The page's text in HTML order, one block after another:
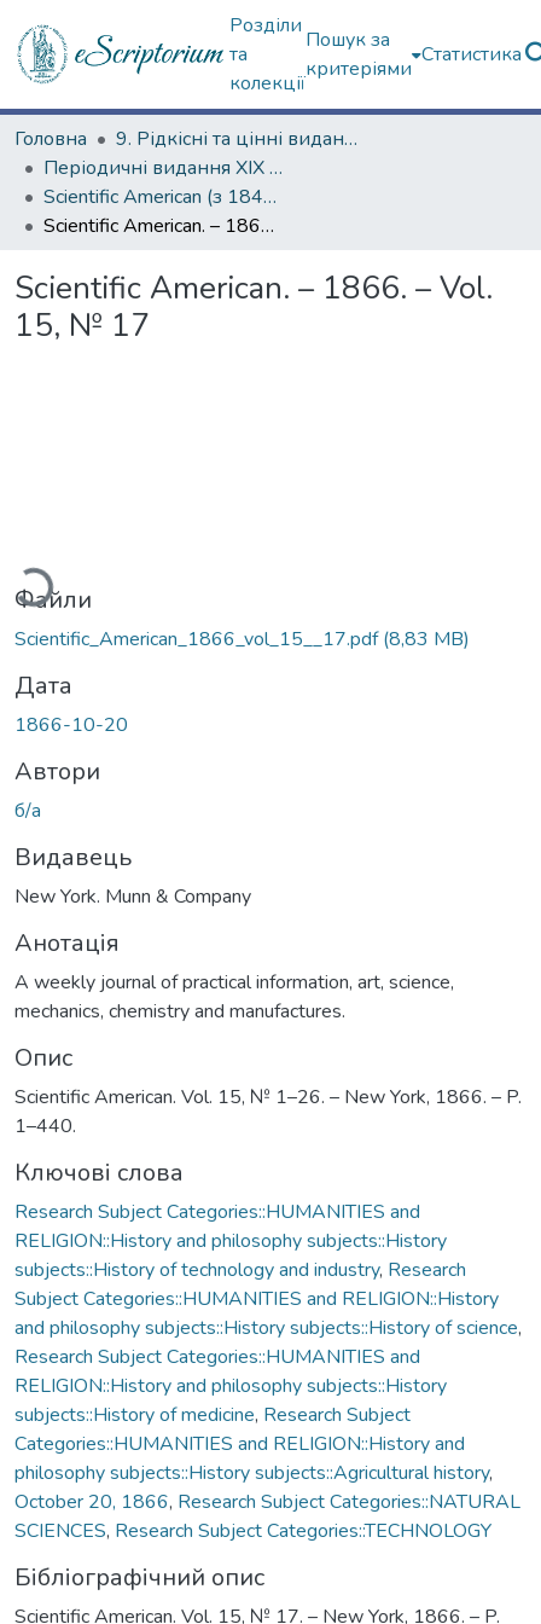
Розділи
та
колекції
Пошук за
критеріями
Статистика
Головна
9. Рідкісні та цінні видання
Періодичні видання ХІХ ст.
Scientific American (з 1845 р.)
Scientific American. – 1866. – Vol. 15, № 17
Scientific American. – 1866. – Vol.
15, № 17
Файли
Scientific_American_1866_vol_15__17.pdf(8,83 MB)
Дата
1866-10-20
Автори
б/а
Видавець
New York. Munn & Company
Анотація
A weekly journal of practical information, art, science,
mechanics, chemistry and manufactures.
Опис
Scientific American. Vol. 15, № 1–26. – New York, 1866. – P.
1–440.
Ключові слова
Research Subject Categories::HUMANITIES and
RELIGION::History and philosophy subjects::History
subjects::History of technology and industry, Research
Subject Categories::HUMANITIES and RELIGION::History
and philosophy subjects::History subjects::History of science,
Research Subject Categories::HUMANITIES and
RELIGION::History and philosophy subjects::History
subjects::History of medicine, Research Subject
Categories::HUMANITIES and RELIGION::History and
philosophy subjects::History subjects::Agricultural history,
October 20, 1866, Research Subject Categories::NATURAL
SCIENCES, Research Subject Categories::TECHNOLOGY
Бібліографічний опис
Scientific American. Vol. 15, № 17. – New York, 1866. – P.